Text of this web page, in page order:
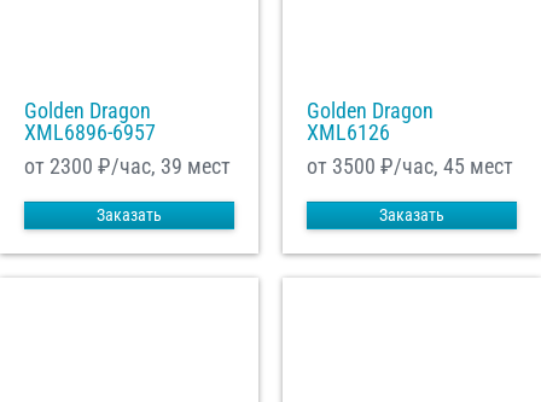
Golden Dragon
XML6896-6957
от 2300 ₽/час, 39 мест
Заказать
Golden Dragon
XML6126
от 3500 ₽/час, 45 мест
Заказать